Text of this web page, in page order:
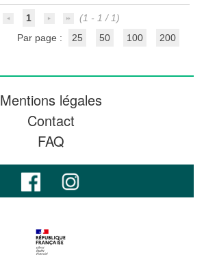
1
(1 - 1 / 1)
Par page :
25 50 100 200
Mentions légales
Contact
FAQ